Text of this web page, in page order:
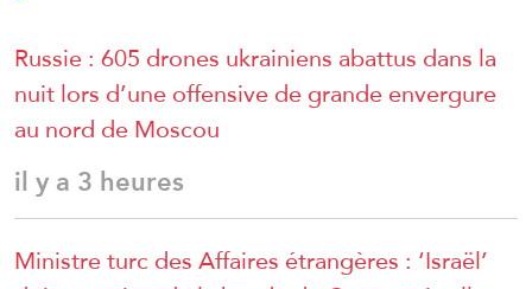
Russie : 605 drones ukrainiens abattus dans la
nuit lors d’une offensive de grande envergure
au nord de Moscou
il y a 3 heures
Ministre turc des Affaires étrangères : ‘Israël’